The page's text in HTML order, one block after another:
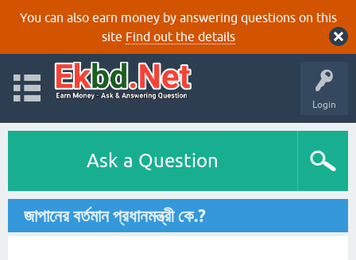
You can also earn money by answering questions on this
site Find out the details
Login
Ask a Question
জাপানের বর্তমান প্রধানমন্ত্রী কে.?